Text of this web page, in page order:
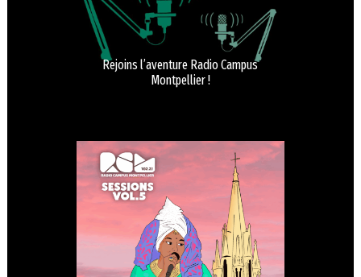
Rejoins l’aventure Radio Campus
Montpellier !